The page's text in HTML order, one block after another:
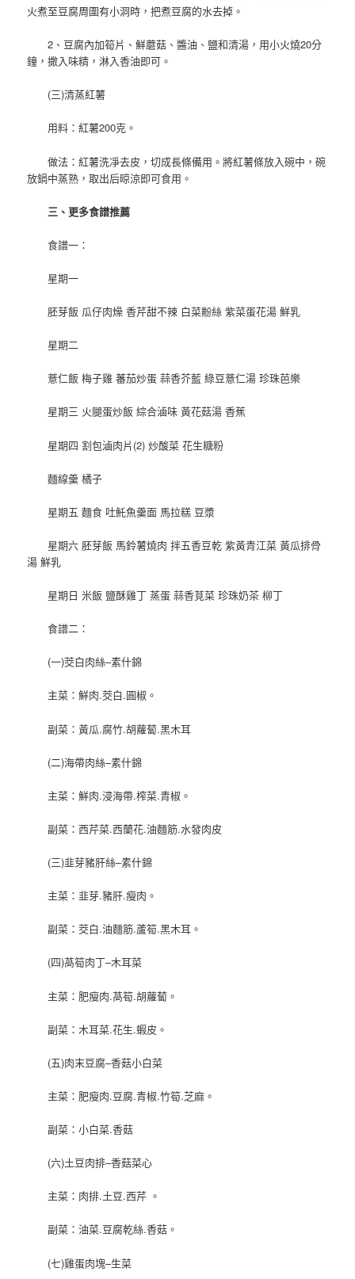
火煮至豆腐周圍有小洞時，把煮豆腐的水去掉。
2、豆腐內加筍片、鮮蘑菇、醬油、鹽和清湯，用小火燒20分
鐘，撒入味精，淋入香油即可。
(三)清蒸紅薯
用料：紅薯200克。
做法：紅薯洗凈去皮，切成長條備用。將紅薯條放入碗中，碗
放鍋中蒸熟，取出后晾涼即可食用。
三、更多食譜推薦
食譜一：
星期一
胚芽飯 瓜仔肉燥 香芹甜不辣 白菜黺絲 紫菜蛋花湯 鮮乳
星期二
薏仁飯 梅子雞 蕃茄炒蛋 蒜香芥藍 綠豆薏仁湯 珍珠芭樂
星期三 火腿蛋炒飯 綜合滷味 黃花菇湯 香蕉
星期四 割包滷肉片(2) 炒酸菜 花生糖粉
麵線羹 橘子
星期五 麵食 吐魠魚羹面 馬拉糕 豆漿
星期六 胚芽飯 馬鈴薯燒肉 拌五香豆乾 紫黃青江菜 黃瓜排骨
湯 鮮乳
星期日 米飯 鹽酥雞丁 蒸蛋 蒜香莧菜 珍珠奶茶 柳丁
食譜二：
(一)茭白肉絲–素什錦
主菜：鮮肉.茭白.圓椒。
副菜：黃瓜.腐竹.胡蘿蔔.黑木耳
(二)海帶肉絲–素什錦
主菜：鮮肉.浸海帶.榨菜.青椒。
副菜：西芹菜.西蘭花.油麵筋.水發肉皮
(三)韭芽豬肝絲–素什錦
主菜：韭芽.豬肝.瘦肉。
副菜：茭白.油麵筋.蘆筍.黑木耳。
(四)萵筍肉丁–木耳菜
主菜：肥瘦肉.萵筍.胡蘿蔔。
副菜：木耳菜.花生.蝦皮。
(五)肉末豆腐–香菇小白菜
主菜：肥瘦肉.豆腐.青椒.竹筍.芝麻。
副菜：小白菜.香菇
(六)土豆肉排–香菇菜心
主菜：肉排.土豆.西芹 。
副菜：油菜.豆腐乾絲.香菇。
(七)雞蛋肉塊–生菜